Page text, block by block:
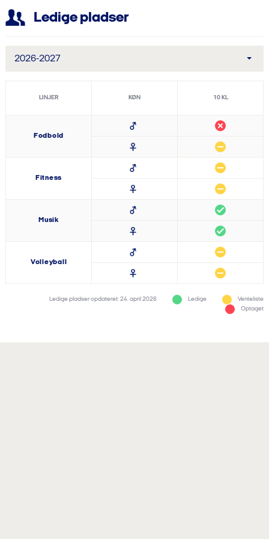
Ledige pladser
2026-2027
LINJER KØN 10 KL
Fodbold
Fitness
Musik
Volleyball
Ledige pladser opdateret: 24. april 2026 Ledige
Venteliste
Optaget